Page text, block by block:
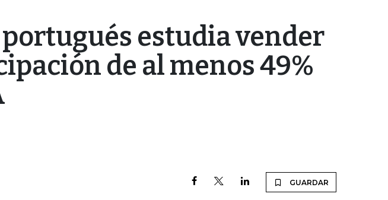
estudia vender
de al menos 49%
GUARDAR